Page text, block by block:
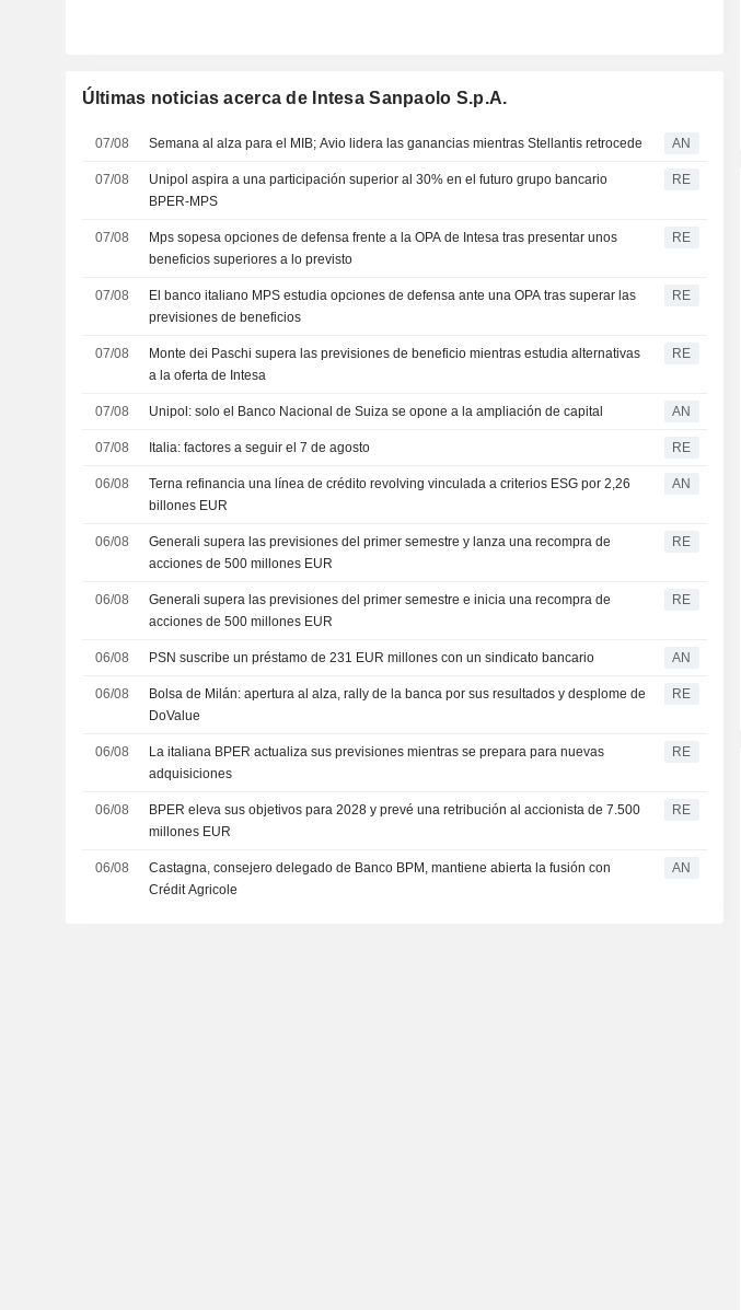
Últimas noticias acerca de Intesa Sanpaolo S.p.A.
07/08 Semana al alza para el MIB; Avio lidera las ganancias mientras Stellantis retrocede AN
07/08
Unipol aspira a una participación superior al 30% en el futuro grupo bancario
BPER-MPS
RE
07/08
Mps sopesa opciones de defensa frente a la OPA de Intesa tras presentar unos
beneficios superiores a lo previsto
RE
07/08
El banco italiano MPS estudia opciones de defensa ante una OPA tras superar las
previsiones de beneficios
RE
07/08
Monte dei Paschi supera las previsiones de beneficio mientras estudia alternativas
a la oferta de Intesa
RE
07/08 Unipol: solo el Banco Nacional de Suiza se opone a la ampliación de capital AN
07/08 Italia: factores a seguir el 7 de agosto RE
06/08
Terna refinancia una línea de crédito revolving vinculada a criterios ESG por 2,26
billones EUR
AN
06/08
Generali supera las previsiones del primer semestre y lanza una recompra de
acciones de 500 millones EUR
RE
06/08
Generali supera las previsiones del primer semestre e inicia una recompra de
acciones de 500 millones EUR
RE
06/08 PSN suscribe un préstamo de 231 EUR millones con un sindicato bancario AN
06/08
Bolsa de Milán: apertura al alza, rally de la banca por sus resultados y desplome de
DoValue
RE
06/08
La italiana BPER actualiza sus previsiones mientras se prepara para nuevas
adquisiciones
RE
06/08
BPER eleva sus objetivos para 2028 y prevé una retribución al accionista de 7.500
millones EUR
RE
06/08
Castagna, consejero delegado de Banco BPM, mantiene abierta la fusión con
Crédit Agricole
AN